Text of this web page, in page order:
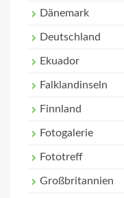
Dänemark
Deutschland
Ekuador
Falklandinseln
Finnland
Fotogalerie
Fototreff
Großbritannien